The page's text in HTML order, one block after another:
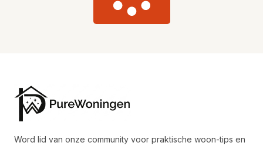
Word lid van onze community voor praktische woon-tips en